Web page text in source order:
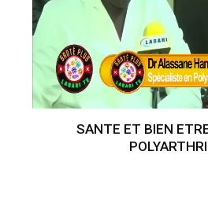
SANTE ET BIEN